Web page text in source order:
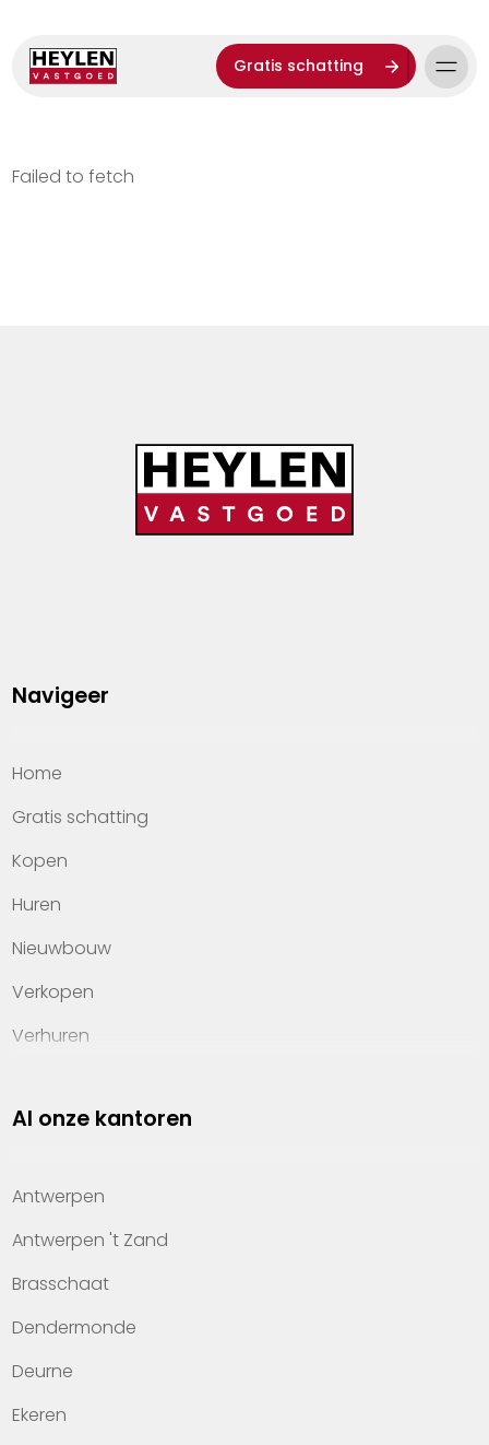
Gratis schatting
Failed to fetch
Navigeer
Home
Gratis schatting
Kopen
Huren
Nieuwbouw
Verkopen
Verhuren
Property management
Kennis van wonen
Kantoren
Veelgestelde vragen
Werken bij Heylen Vastgoed
Contact
Al onze kantoren
Antwerpen
Antwerpen 't Zand
Brasschaat
Dendermonde
Deurne
Ekeren